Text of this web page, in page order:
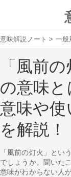
意味解説ノート > 一般
「風前の
の意味と
意味や使
を解説！
「風前の灯火」とい
でしょうか。聞いた
意味がわからない人